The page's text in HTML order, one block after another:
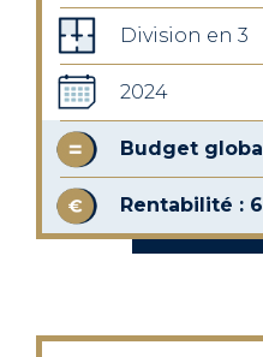
Division en 3
2024
Budget
Rentabilité :